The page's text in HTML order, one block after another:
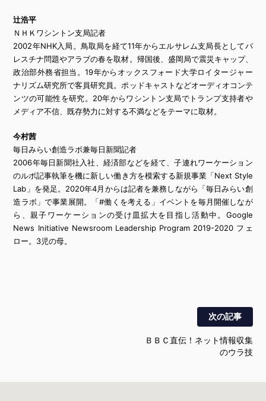
辻󠄀浩平
ＮＨＫワシントン支局記者
2002年NHK入局。鳥取局を経て11年からエルサレム支局長としてパ
レスチナ問題やアラブの春を取材。帰国後、盛岡局で震災キャップ、
政治部外務省担当。19年からオックスフォード大学ロイタージャー
ナリズム研究所で客員研究員。ポッドキャストなどオーディオコンテ
ンツの可能性を研究。20年からワシントン支局でトランプ支持者や
メディア不信、既存勢力に対する不満などをテーマに取材。
今村茜
毎日みらい創造ラボ兼毎日新聞記者
2006年毎日新聞社入社、経済部などを経て、子連れワーケーション
のルポ記事執筆を機に新しい働き方を模索する新規事業「Next Style
Lab」を発足。2020年4月からは記者を兼務しながら「毎日みらい創
造ラボ」で事業展開。「#働くを考える」イベントを毎月開催しなが
ら、親子ワーケーションの受け皿拡大を目指し活動中。Google
News Initiative Newsroom Leadership Program 2019-2020 フェ
ロー。3児の母。
ＢＢＣ直伝！ネット情報収集
のウラ技